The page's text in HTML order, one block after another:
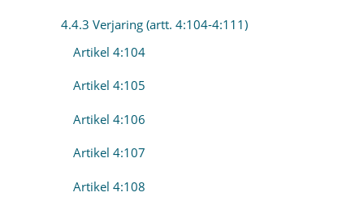
4.4.3 Verjaring (artt. 4:104-4:111)
Artikel 4:104
Artikel 4:105
Artikel 4:106
Artikel 4:107
Artikel 4:108